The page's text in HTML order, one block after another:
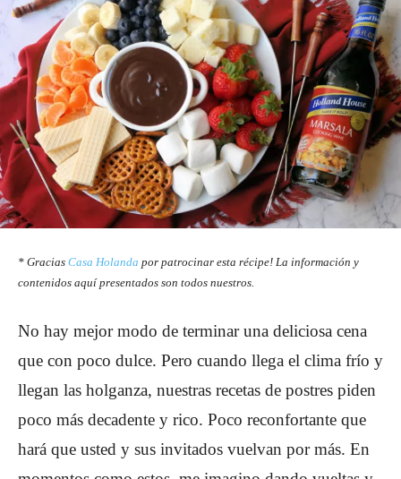
* Gracias Casa Holanda por patrocinar esta récipe! La información y
contenidos aquí presentados son todos nuestros.
No hay mejor modo de terminar una deliciosa cena
que con poco dulce. Pero cuando llega el clima frío y
llegan las holganza, nuestras recetas de postres piden
poco más decadente y rico. Poco reconfortante que
hará que usted y sus invitados vuelvan por más. En